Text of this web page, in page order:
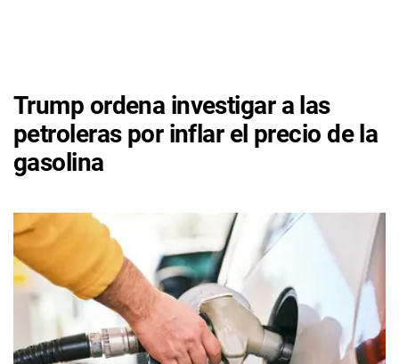
Trump ordena investigar a las
petroleras por inflar el precio de la
gasolina